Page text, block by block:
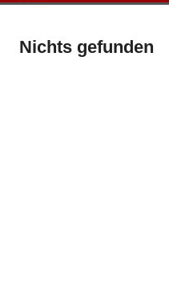
Nichts gefunden